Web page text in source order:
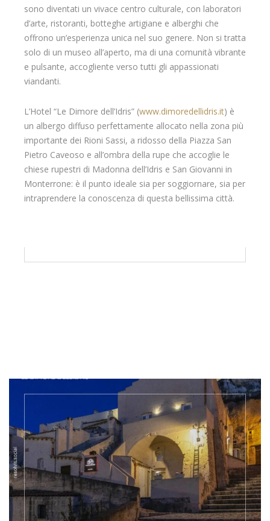
sono diventati un vivace centro culturale, con laboratori
d’arte, ristoranti, botteghe artigiane e alberghi che
offrono un’esperienza unica nel suo genere. Non si tratta
solo di un museo all’aperto, ma di una comunità vibrante
e pulsante, accogliente verso tutti gli appassionati
viandanti.
L’Hotel “Le Dimore dell’Idris” (www.dimoredellidris.it) è
un albergo diffuso perfettamente allocato nella zona più
importante dei Rioni Sassi, a ridosso della Piazza San
Pietro Caveoso e all’ombra della rupe che accoglie le
chiese rupestri di Madonna dell’Idris e San Giovanni in
Monterrone: è il punto ideale sia per soggiornare, sia per
intraprendere la conoscenza di questa bellissima città.